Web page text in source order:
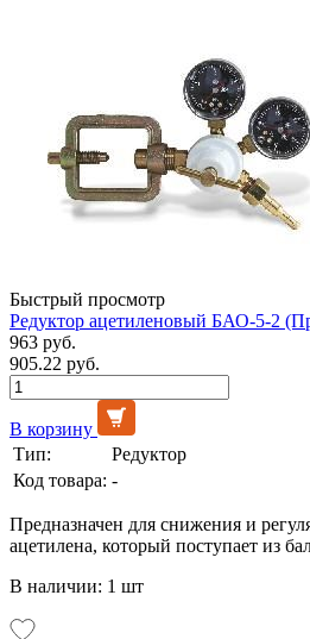
Быстрый просмотр
Редуктор ацетиленовый БАО-5-2
963 руб.
905.22 руб.
В корзину
Тип:
Редуктор
Код товара: -
Предназначен для снижения и
ацетилена, который поступает из
В наличии: 1 шт